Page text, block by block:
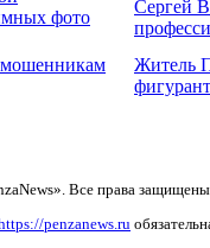
фото
Сергей
мошенникам
Житель
Все права
penzanews.ru